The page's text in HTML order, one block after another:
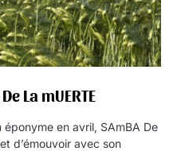
La mUERTE
en avril, SAmBA De
d’émouvoir avec son